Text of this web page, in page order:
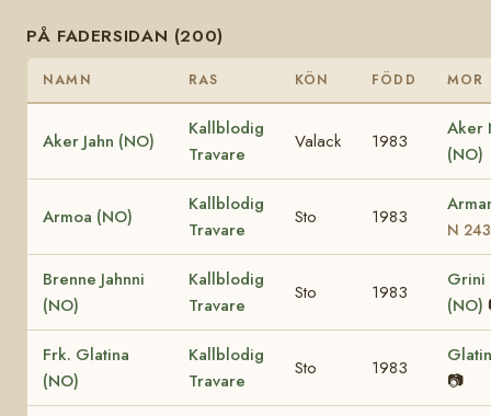
PÅ FADERSIDAN (200)
NAMN RAS KÖN FÖDD MOR
Aker Jahn (NO)
Kallblodig
Travare
Valack 1983
Aker
(NO)
Armoa (NO)
Kallblodig
Travare
Sto 1983
N
Brenne Jahnni
(NO)
Kallblodig
Travare
Sto 1983
Grini
(NO)
Frk. Glatina
(NO)
Kallblodig
Travare
Sto 1983
📷